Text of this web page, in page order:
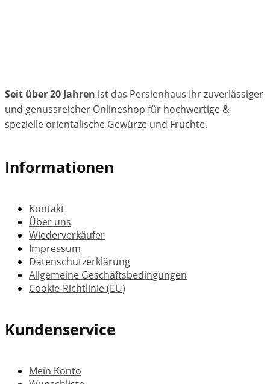
Seit über 20 Jahren ist das Persienhaus Ihr zuverlässiger
und genussreicher Onlineshop für hochwertige &
spezielle orientalische Gewürze und Früchte.
Informationen
Kontakt
Über uns
Wiederverkäufer
Impressum
Datenschutzerklärung
Allgemeine Geschäftsbedingungen
Cookie-Richtlinie (EU)
Kundenservice
Mein Konto